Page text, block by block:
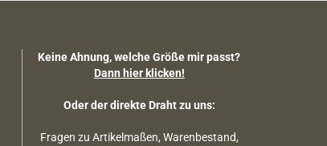
Keine Ahnung, welche Größe mir passt?
Dann hier klicken!
Oder der direkte Draht zu uns:
Fragen zu Artikelmaßen, Warenbestand,